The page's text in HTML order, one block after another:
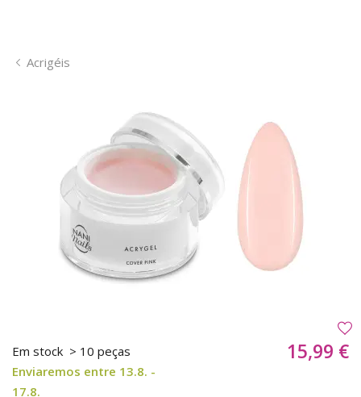
Acrigéis
Em stock > 10 peças
Enviaremos entre 13.8. -
17.8.
15,99 €